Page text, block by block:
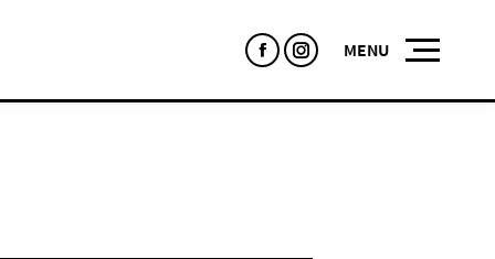
FacebookInstagram